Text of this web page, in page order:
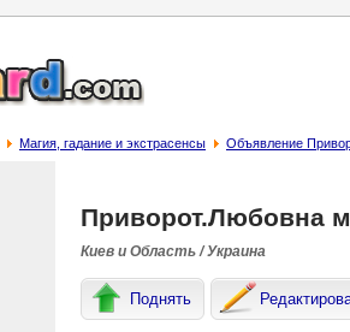
Магия, гадание и экстрасенсы Объявление
Приворот.Любовна
Киев и Область / Украина
Поднять